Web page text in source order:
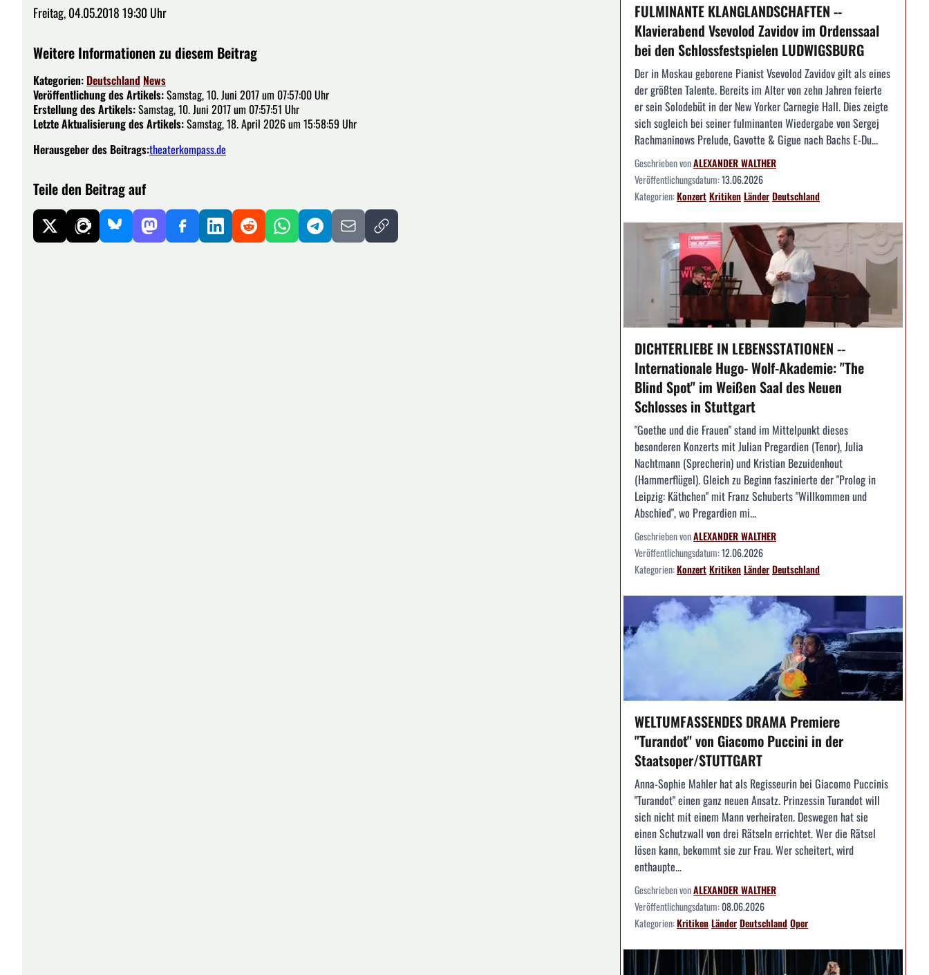
Freitag, 04.05.2018 19:30 Uhr
Weitere Informationen zu diesem Beitrag
Kategorien: Deutschland News
Veröffentlichung des Artikels:Samstag, 10. Juni 2017 um 07:57:00 Uhr
Erstellung des Artikels:Samstag, 10. Juni 2017 um 07:57:51 Uhr
Letzte Aktualisierung des Artikels:Samstag, 18. April 2026 um 15:58:59 Uhr
Herausgeber des Beitrags:theaterkompass.de
Teile den Beitrag auf
FULMINANTE KLANGLANDSCHAFTEN --
Klavierabend Vsevolod Zavidov im Ordenssaal
bei den Schlossfestspielen LUDWIGSBURG
Der in Moskau geborene Pianist Vsevolod Zavidov gilt als eines
der größten Talente. Bereits im Alter von zehn Jahren feierte
er sein Solodebüt in der New Yorker Carnegie Hall. Dies zeigte
sich sogleich bei seiner fulminanten Wiedergabe von Sergej
Rachmaninows Prelude, Gavotte & Gigue nach Bachs E-Du...
Geschrieben vonALEXANDER WALTHER
Veröffentlichungsdatum:13.06.2026
Kategorien:KonzertKritikenLänderDeutschland
DICHTERLIEBE IN LEBENSSTATIONEN --
Internationale Hugo- Wolf-Akademie: "The
Blind Spot" im Weißen Saal des Neuen
Schlosses in Stuttgart
"Goethe und die Frauen" stand im Mittelpunkt dieses
besonderen Konzerts mit Julian Pregardien (Tenor), Julia
Nachtmann (Sprecherin) und Kristian Bezuidenhout
(Hammerflügel). Gleich zu Beginn faszinierte der "Prolog in
Leipzig: Käthchen" mit Franz Schuberts "Willkommen und
Abschied", wo Pregardien mi...
Geschrieben vonALEXANDER WALTHER
Veröffentlichungsdatum:12.06.2026
Kategorien:KonzertKritikenLänderDeutschland
WELTUMFASSENDES DRAMA Premiere
"Turandot" von Giacomo Puccini in der
Staatsoper/STUTTGART
Anna-Sophie Mahler hat als Regisseurin bei Giacomo Puccinis
"Turandot" einen ganz neuen Ansatz. Prinzessin Turandot will
sich nicht mit einem Mann verheiraten. Deswegen hat sie
einen Schutzwall von drei Rätseln errichtet. Wer die Rätsel
lösen kann, bekommt sie zur Frau. Wer scheitert, wird
enthaupte...
Geschrieben vonALEXANDER WALTHER
Veröffentlichungsdatum:08.06.2026
Kategorien:KritikenLänderDeutschlandOper